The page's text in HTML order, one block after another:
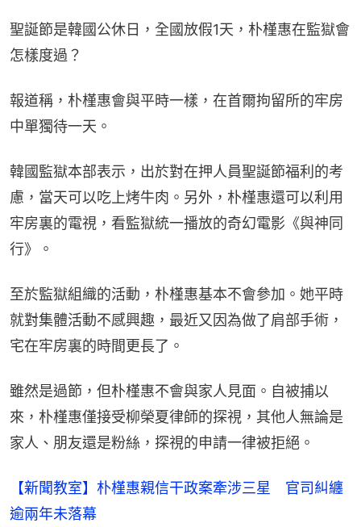
聖誕節是韓國公休日，全國放假1天，朴槿惠在監獄會
怎樣度過？
報道稱，朴槿惠會與平時一樣，在首爾拘留所的牢房
中單獨待一天。
韓國監獄本部表示，出於對在押人員聖誕節福利的考
慮，當天可以吃上烤牛肉。另外，朴槿惠還可以利用
牢房裏的電視，看監獄統一播放的奇幻電影《與神同
行》。
至於監獄組織的活動，朴槿惠基本不會參加。她平時
就對集體活動不感興趣，最近又因為做了肩部手術，
宅在牢房裏的時間更長了。
雖然是過節，但朴槿惠不會與家人見面。自被捕以
來，朴槿惠僅接受柳榮夏律師的探視，其他人無論是
家人、朋友還是粉絲，探視的申請一律被拒絕。
【新聞教室】朴槿惠親信干政案牽涉三星 官司糾纏
逾兩年未落幕